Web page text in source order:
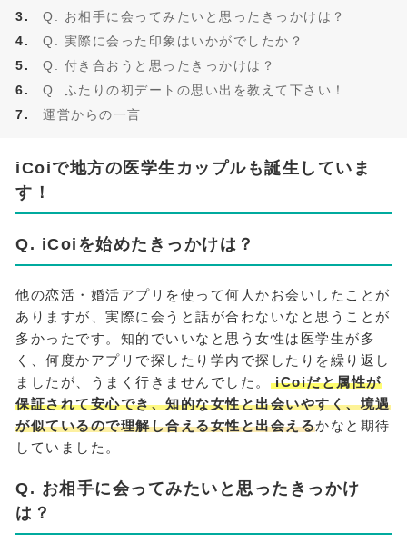
Q. お相手に会ってみたいと思ったきっかけは？
Q. 実際に会った印象はいかがでしたか？
Q. 付き合おうと思ったきっかけは？
Q. ふたりの初デートの思い出を教えて下さい！
運営からの一言
iCoiで地方の医学生カップルも誕生していま
す！
Q. iCoiを始めたきっかけは？
他の恋活・婚活アプリを使って何人かお会いしたことが
ありますが、実際に会うと話が合わないなと思うことが
多かったです。知的でいいなと思う女性は医学生が多
く、何度かアプリで探したり学内で探したりを繰り返し
ましたが、うまく行きませんでした。 iCoiだと属性が
保証されて安心でき、知的な女性と出会いやすく、境遇
が似ているので理解し合える女性と出会えるかなと期待
していました。
Q. お相手に会ってみたいと思ったきっかけ
は？